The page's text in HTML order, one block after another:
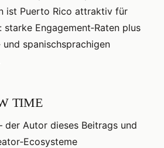
ist Puerto Rico attraktiv für
starke Engagement‑Raten plus
und spanischsprachigen
TIME
Autor dieses Beitrags und